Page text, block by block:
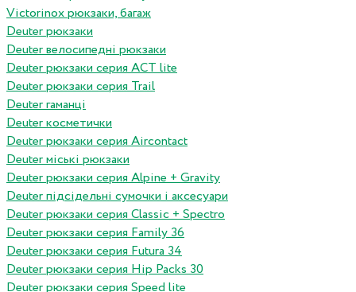
Victorinox рюкзаки, багаж
Deuter рюкзаки
Deuter велосипедні рюкзаки
Deuter рюкзаки серия ACT lite
Deuter рюкзаки серия Trail
Deuter гаманці
Deuter косметички
Deuter рюкзаки серия Aircontact
Deuter міські рюкзаки
Deuter рюкзаки серия Alpine + Gravity
Deuter підсідельні сумочки і аксесуари
Deuter рюкзаки серия Classic + Spectro
Deuter рюкзаки серия Family 36
Deuter рюкзаки серия Futura 34
Deuter рюкзаки серия Hip Packs 30
Deuter рюкзаки серия Speed lite